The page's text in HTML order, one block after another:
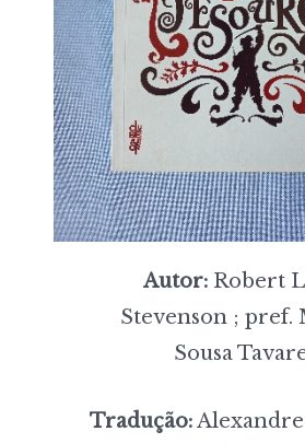
Autor: Robert
Stevenson ; pref.
Sousa
Tradução: